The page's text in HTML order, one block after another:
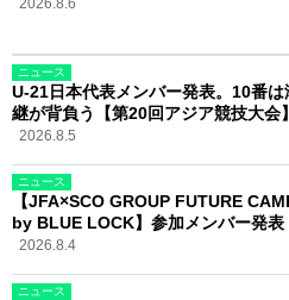
2026.8.6
ニュース
U-21日本代表メンバー発表。10番
継が背負う【第20回アジア競技大会】
2026.8.5
ニュース
【JFA×SCO GROUP FUTURE
by BLUE LOCK】参加メンバー発表
2026.8.4
ニュース